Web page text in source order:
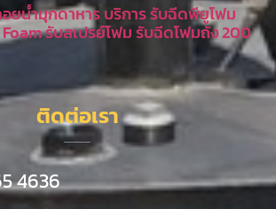
ยน้ำมุกดาหาร บริการ รับฉีดพียูโฟม
รับสเปรย์โฟม รับฉีดโฟมถัง 200
ติดต่อเรา
4636